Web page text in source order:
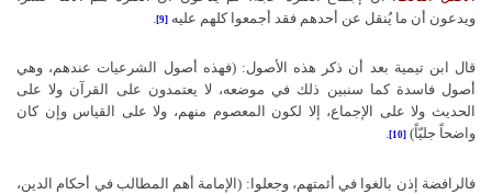
ويدعون أن ما يُنقل عن أحدهم فقد أجمعوا كلهم عليه [9]
قال ابن تيمية بعد أن ذكر هذه الأصول: (فهذه أصول الشرعيات عندهم، وهي
أصول فاسدة كما سنبين ذلك في موضعه، لا يعتمدون على القرآن ولا على
الحديث ولا على الإجماع، إلا لكون المعصوم منهم، ولا على القياس وإن كان
واضحاً جليّاً) [10]
.
فالرافضة إذن بالغوا في أئمتهم، وجعلوا: (الإمامة أهم المطالب في أحكام الدين،